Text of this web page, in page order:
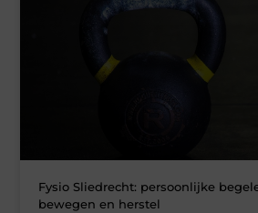
Fysio Sliedrecht: persoonlijke
bewegen en herstel